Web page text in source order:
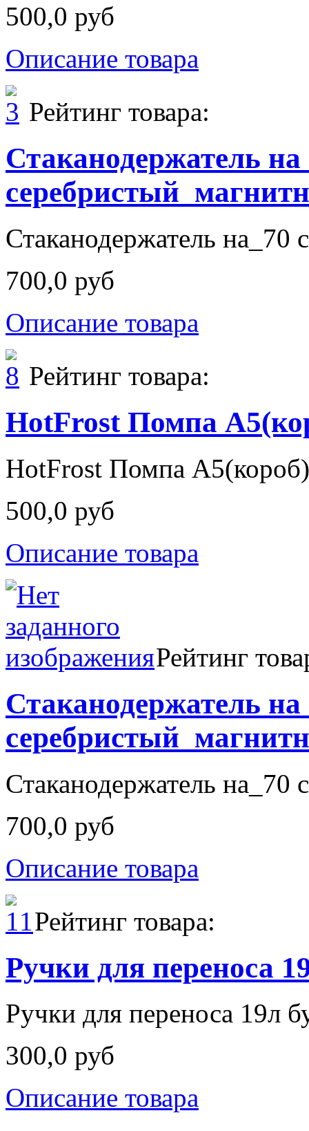
500,0 руб
Описание товара
Рейтинг товара:
Стаканодержатель
Стаканодержатель на_70
700,0 руб
Описание товара
Рейтинг товара:
HotFrost Помпа
HotFrost Помпа А5(короб)
500,0 руб
Описание товара
Рейтинг
Стаканодержатель
Стаканодержатель на_70
700,0 руб
Описание товара
Рейтинг товара:
Ручки для переноса
Ручки для переноса 19л
300,0 руб
Описание товара